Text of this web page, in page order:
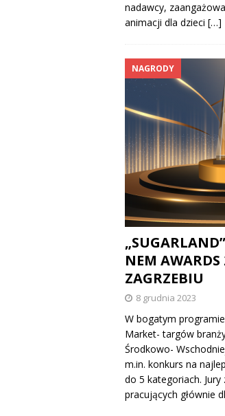
nadawcy,
animacji dla dzieci […]
NAGRODY
NEM
ZAGRZEBIU
8 grudnia 2023
W bogatym
Market- targów
Środkowo-
m.in. konkurs na
do 5 kategoriach.
pracujących głównie